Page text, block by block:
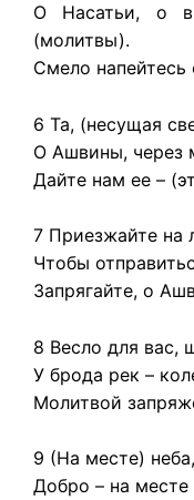
О Насатьи, о
(молитвы).
Смело напейтесь
6 Та, (несущая
О Ашвины, через
Дайте нам ее –
7 Приезжайте на
Чтобы
Запрягайте, о
8 Весло для вас,
У брода рек –
Молитвой
9 (На месте)
Добро – на месте